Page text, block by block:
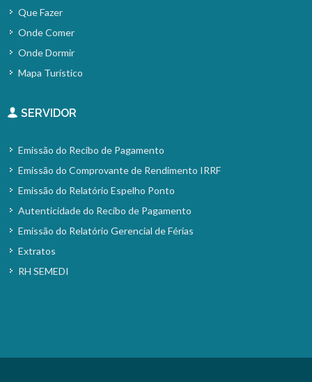
Que Fazer
Onde Comer
Onde Dormir
Mapa Turístico
SERVIDOR
Emissão do Recibo de Pagamento
Emissão do Comprovante de Rendimento IRRF
Emissão do Relatório Espelho Ponto
Autenticidade do Recibo de Pagamento
Emissão do Relatório Gerencial de Férias
Extratos
RH SEMEDI